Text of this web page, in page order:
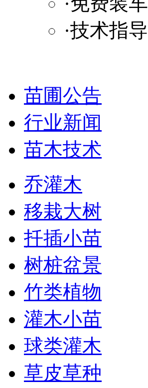
·技术指导
苗圃公告
行业新闻
苗木技术
乔灌木
移栽大树
扦插小苗
树桩盆景
竹类植物
灌木小苗
球类灌木
草皮草种